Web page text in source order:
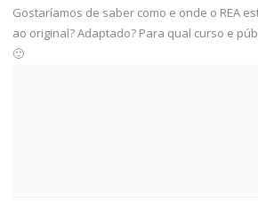
Gostaríamos de saber como e onde o REA
ao original? Adaptado? Para qual curso e
🙂